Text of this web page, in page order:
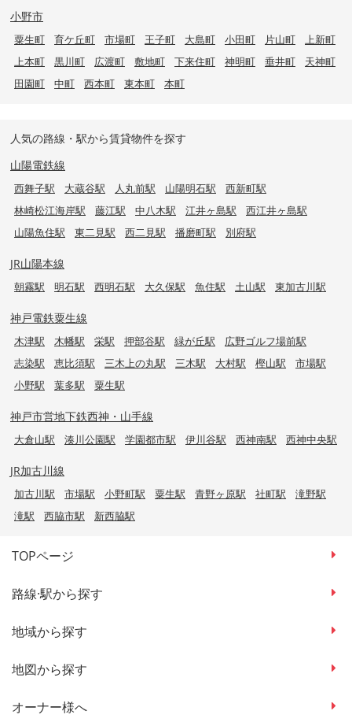
小野市
粟生町 育ケ丘町 市場町 王子町 大島町 小田町 片山町
上新町
上本町
黒川町 広渡町 敷地町 下来住町 神明町 垂井町
天神町
田園町
中町 西本町 東本町 本町
人気の路線・駅から賃貸物件を探す
山陽電鉄線
西舞子駅 大蔵谷駅 人丸前駅 山陽明石駅
西新町駅
林崎松江海岸駅
藤江駅 中八木駅 江井ヶ島駅
西江井ヶ島駅
山陽魚住駅
東二見駅 西二見駅 播磨町駅 別府駅
JR山陽本線
朝霧駅 明石駅 西明石駅 大久保駅 魚住駅 土山駅 東加古川駅
神戸電鉄粟生線
木津駅 木幡駅 栄駅 押部谷駅 緑が丘駅
広野ゴルフ場前駅
志染駅
恵比須駅 三木上の丸駅 三木駅 大村駅 樫山駅
市場駅
小野駅
葉多駅 粟生駅
神戸市営地下鉄西神・山手線
大倉山駅 湊川公園駅 学園都市駅 伊川谷駅 西神南駅 西神中央駅
JR加古川線
加古川駅 市場駅 小野町駅 粟生駅 青野ヶ原駅 社町駅
滝野駅
滝駅
西脇市駅 新西脇駅
TOPページ
路線·駅から探す
地域から探す
地図から探す
オーナー様へ